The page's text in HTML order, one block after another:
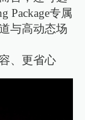
Package专属
与高动态场
、更省心